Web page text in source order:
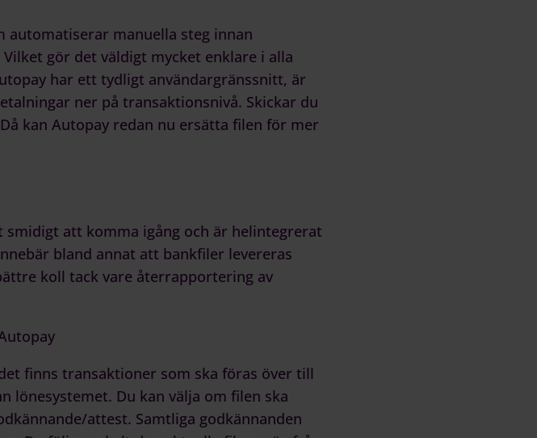
manuella steg innan
gör det väldigt mycket enklare i alla
har ett tydligt användargränssnitt, är
ner på transaktionsnivå. Skickar du
kan Autopayredan nu ersätta filen för mer
att komma igång och är helintegrerat
bland annat att bankfiler levereras
koll tack vare återrapportering av
finns transaktioner som ska föras över till
Du kan välja om filen ska
attest. Samtliga godkännanden